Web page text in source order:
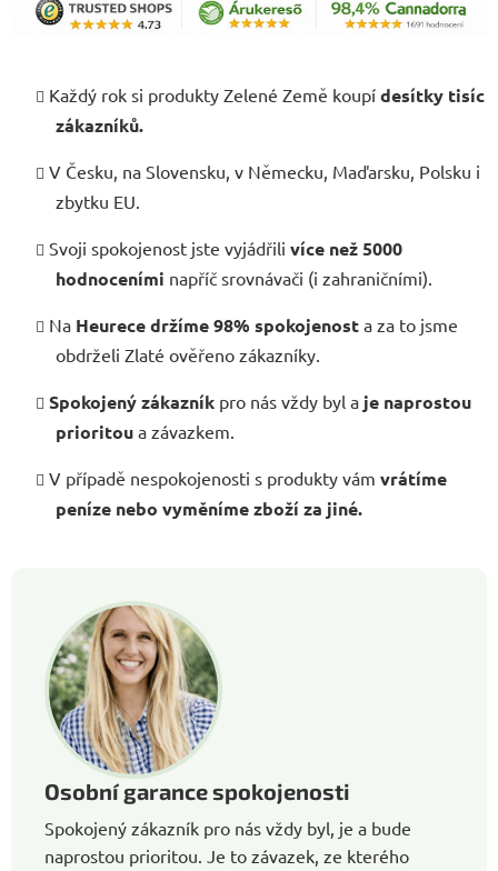
Každý rok si produkty Zelené Země koupí desítky tisíc
zákazníků.
V Česku, na Slovensku, v Německu, Maďarsku, Polsku i
zbytku EU.
Svoji spokojenost jste vyjádřili více než 5000
hodnoceními napříč srovnávači (i zahraničními).
Na Heurece držíme 98% spokojenost a za to jsme
obdrželi Zlaté ověřeno zákazníky.
Spokojený zákazník pro nás vždy byl a je naprostou
prioritou a závazkem.
V případě nespokojenosti s produkty vám vrátíme
peníze nebo vyměníme zboží za jiné.
Osobní garance spokojenosti
Spokojený zákazník pro nás vždy byl, je a bude
naprostou prioritou. Je to závazek, ze kterého